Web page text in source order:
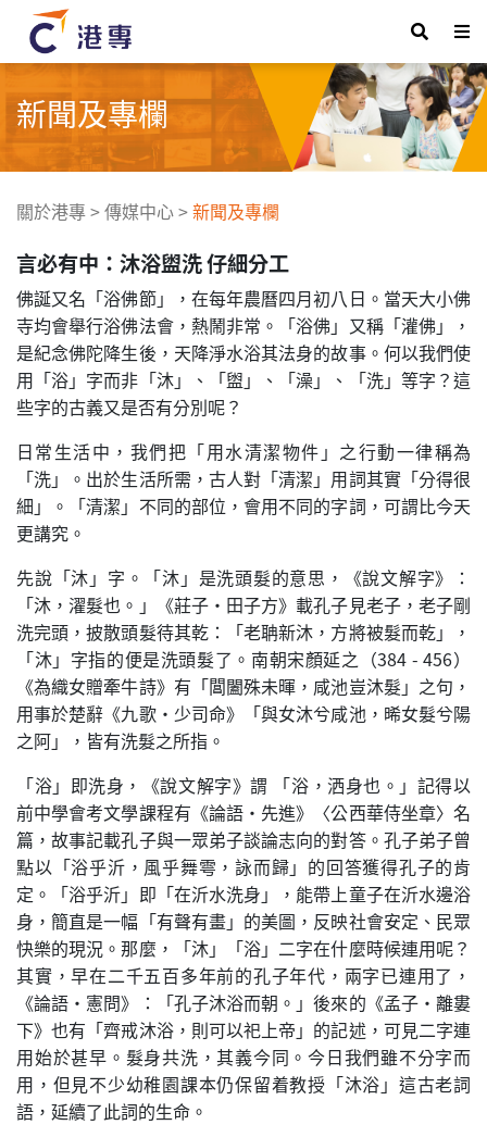
新聞及專欄
關於港專>傳媒中心>新聞及專欄
言必有中：沐浴盥洗 仔細分工
佛誕又名「浴佛節」，在每年農曆四月初八日。當天大小佛
寺均會舉行浴佛法會，熱鬧非常。「浴佛」又稱「灌佛」，
是紀念佛陀降生後，天降淨水浴其法身的故事。何以我們使
用「浴」字而非「沐」、「盥」、「澡」、「洗」等字？這
些字的古義又是否有分別呢？
日常生活中，我們把「用水清潔物件」之行動一律稱為
「洗」。出於生活所需，古人對「清潔」用詞其實「分得很
細」。「清潔」不同的部位，會用不同的字詞，可謂比今天
更講究。
先說「沐」字。「沐」是洗頭髮的意思，《說文解字》：
「沐，濯髮也。」《莊子·田子方》載孔子見老子，老子剛
洗完頭，披散頭髮待其乾：「老聃新沐，方將被髮而乾」，
「沐」字指的便是洗頭髮了。南朝宋顏延之（384 - 456）
《為織女贈牽牛詩》有「閶闔殊未暉，咸池豈沐髮」之句，
用事於楚辭《九歌·少司命》「與女沐兮咸池，晞女髮兮陽
之阿」，皆有洗髮之所指。
「浴」即洗身，《說文解字》謂 「浴，洒身也。」記得以
前中學會考文學課程有《論語·先進》〈公西華侍坐章〉名
篇，故事記載孔子與一眾弟子談論志向的對答。孔子弟子曾
點以「浴乎沂，風乎舞雩，詠而歸」的回答獲得孔子的肯
定。「浴乎沂」即「在沂水洗身」，能帶上童子在沂水邊浴
身，簡直是一幅「有聲有畫」的美圖，反映社會安定、民眾
快樂的現況。那麼，「沐」「浴」二字在什麼時候連用呢？
其實，早在二千五百多年前的孔子年代，兩字已連用了，
《論語·憲問》：「孔子沐浴而朝。」後來的《孟子·離婁
下》也有「齊戒沐浴，則可以祀上帝」的記述，可見二字連
用始於甚早。髮身共洗，其義今同。今日我們雖不分字而
用，但見不少幼稚園課本仍保留着教授「沐浴」這古老詞
語，延續了此詞的生命。